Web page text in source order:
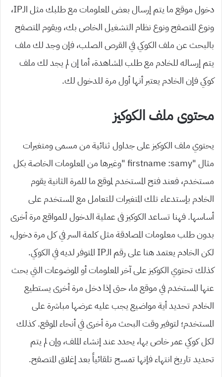
دخول موقع ما يتم إرسال بعض المعلومات مع طلبك مثل الـIP،
ونوع المتصفح ونوع نظام التشغيل الخاص بك، ويقوم المتصفح
بالبحث عن ملف الكوكي في القرص الصلب، فإن وجد لك ملف
يتم إرساله للخادم مع طلب المشاهدة، أما إن لم يجد لك ملف
كوكي فإن الخادم يعتبر أنها أول مرة للدخول لك.
محتوى ملف الكوكيز
يحتوي ملف الكوكيز على جداول ثنائية من مسمى ومتغيرات
مثال “firstname :samy “وغيرها من المعلومات الخاصة بكل
مستخدم، فعند فتح المستخدم لموقع ما للمرة الثانية يقوم
الخادم بإستدعاء تلك المتغيرات للتعامل مع المستخدم على
أساسها. فهنا تساعد الكوكيز فى عملية الدخول للمواقع مرة أخرى
بدون طلب معلومات المصادقة مثل كلمة السر في كل مرة دخول،
لكن الخادم يعتمد هنا على رقم الـIP المتوفر لديه في الكوكي.
كذلك تحتوي الكوكيز على آخر المعلومات أو الموضوعات التي بحث
عنها المستخدم في موقع ما، حتى إذا دخل مرة أخرى يستطيع
الخادم تحديد أية مواضيع يجب عليه عرضها مباشرة على
المستخدم؛ لتوفير وقت البحث مرة أخرى في أنحاء الموقع. كذلك
لكل كوكي عمر خاص بها، يحدد عند إنشاء الملف، وإن لم يتم
تحديد تاريخ انتهاء فإنها تمسح تلقائياً بعد إغلاق المتصفح.